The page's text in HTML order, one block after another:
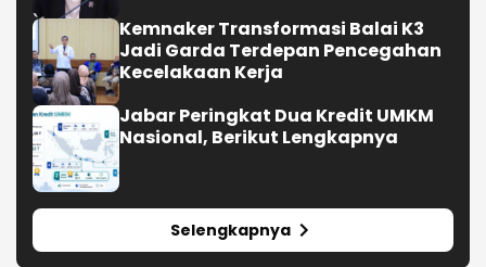
Kemnaker Transformasi Balai K3
Jadi Garda Terdepan Pencegahan
Kecelakaan Kerja
Jabar Peringkat Dua Kredit UMKM
Nasional, Berikut Lengkapnya
Selengkapnya